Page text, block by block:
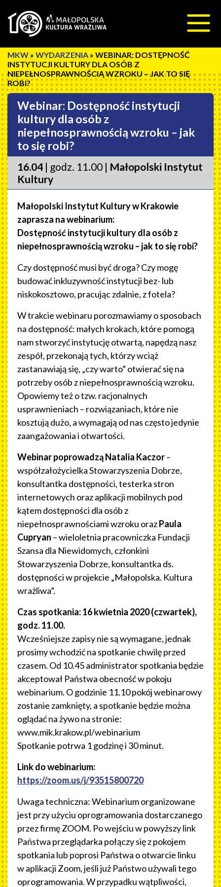
» WYDARZENIA » WEBINAR: DOSTĘPNOŚĆ
INSTYTUCJI KULTURY DLA OSÓB Z
NIEPEŁNOSPRAWNOŚCIĄ WZROKU – JAK TO SIĘ
ROBI?
Webinar: Dostępność instytucji
kultury dla osób z
niepełnosprawnością wzroku – jak
to się robi?
16.04 | godz. 11.00 | Małopolski Instytut
Kultury
Małopolski Instytut Kultury w Krakowie
zaprasza na webinarium:
Dostępność instytucji kultury dla osób z
niepełnosprawnością wzroku – jak to się robi?
Czy dostępność musi być droga? Czy mogę
budować inkluzywność instytucji bez- lub
niskokosztowo, pracując zdalnie, z fotela?
W trakcie webinaru porozmawiamy o sposobach
na dostępność: małych krokach, które pomogą
nam stworzyć instytucję otwartą, napędzą nasz
zespół, przekonają tych, którzy wciąż
zastanawiają się, „czy warto” otwierać się na
potrzeby osób z niepełnosprawnością wzroku.
Opowiemy też o tzw. racjonalnych
usprawnieniach – rozwiązaniach, które nie
kosztują dużo, a wymagają od nas często jedynie
zaangażowania i otwartości.
Webinar poprowadząNatalia Kaczor–
współzałożycielka Stowarzyszenia Dobrze,
konsultantka dostępności, testerka stron
internetowych oraz aplikacji mobilnych pod
kątem dostępności dla osób z
niepełnosprawnościami wzroku orazPaula
Cupryan – wieloletnia pracowniczka Fundacji
Szansa dla Niewidomych, członkini
Stowarzyszenia Dobrze, konsultantka ds.
dostępności w projekcie „Małopolska. Kultura
wrażliwa”.
Czas spotkania: 16 kwietnia 2020 (czwartek),
godz. 11.00.
Wcześniejsze zapisy nie są wymagane, jednak
prosimy wchodzić na spotkanie chwilę przed
czasem. Od 10.45 administrator spotkania będzie
akceptował Państwa obecność w pokoju
webinarium. O godzinie 11.10 pokój webinarowy
zostanie zamknięty, a spotkanie będzie można
oglądać na żywo na stronie:
www.mik.krakow.pl/webinarium
Spotkanie potrwa 1 godzinę i 30 minut.
Link do webinarium:
https://zoom.us/j/93515800720
Uwaga techniczna: Webinarium organizowane
jest przy użyciu oprogramowania dostarczanego
przez firmę ZOOM. Po wejściu w powyższy link
Państwa przeglądarka połączy się z pokojem
spotkania lub poprosi Państwa o otwarcie linku
w aplikacji Zoom, jeśli już Państwo używali tego
oprogramowania. W przypadku wątpliwości,